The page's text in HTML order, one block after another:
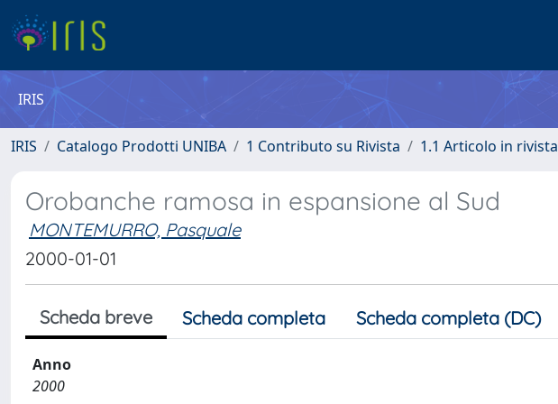
IRIS
IRIS Catalogo Prodotti UNIBA 1 Contributo su Rivista 1.1 Articolo in rivista
Orobanche ramosa in espansione al Sud
MONTEMURRO, Pasquale
2000-01-01
Scheda breve Scheda completa Scheda completa (DC)
Anno
2000